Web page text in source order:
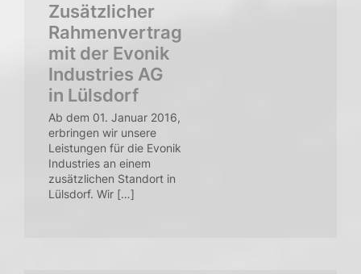
Zusätzlicher
Rahmenvertrag
mit der Evonik
Industries AG
in Lülsdorf
Ab dem 01. Januar 2016,
erbringen wir unsere
Leistungen für die Evonik
Industries an einem
zusätzlichen Standort in
Lülsdorf. Wir […]